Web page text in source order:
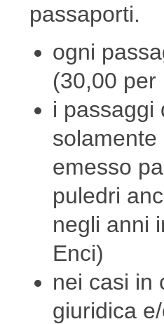
passaporti.
ogni
(30,00 per
i passaggi
emesso
puledri
negli anni
Enci)
nei casi in
giuridica